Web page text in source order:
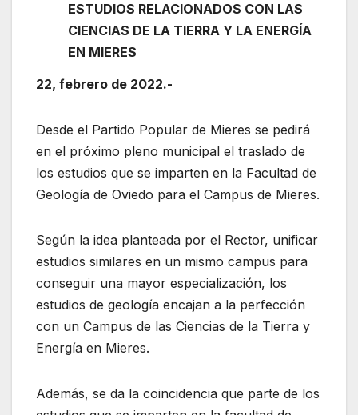
ESTUDIOS RELACIONADOS CON LAS
CIENCIAS DE LA TIERRA Y LA ENERGÍA
EN MIERES
22, febrero de 2022.-
Desde el Partido Popular de Mieres se pedirá
en el próximo pleno municipal el traslado de
los estudios que se imparten en la Facultad de
Geología de Oviedo para el Campus de Mieres.
Según la idea planteada por el Rector, unificar
estudios similares en un mismo campus para
conseguir una mayor especialización, los
estudios de geología encajan a la perfección
con un Campus de las Ciencias de la Tierra y
Energía en Mieres.
Además, se da la coincidencia que parte de los